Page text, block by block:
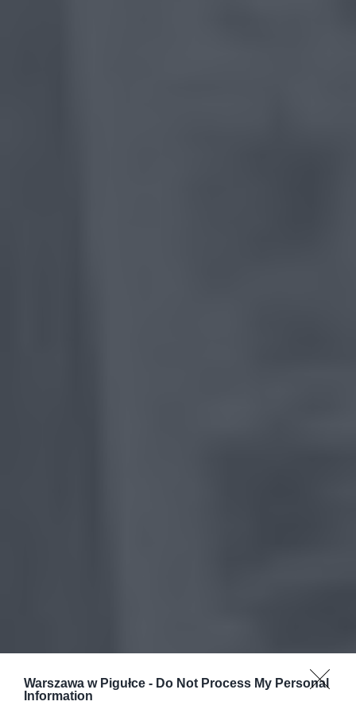
Warszawa w Pigułce - Do Not Process My Personal
Information